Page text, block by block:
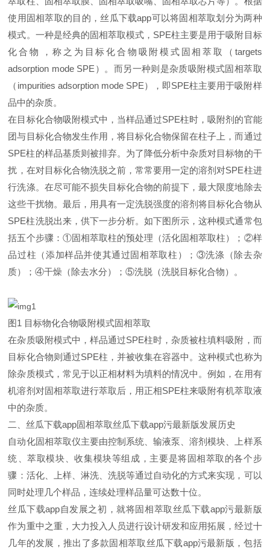
使用固相萃取的目的，丝瓜下载app可以将固相萃取划分为两种
模式。一种是经典的固相萃取模式，SPE柱主要是用于吸附目标
化合物，称之为目标化合物吸附模式固相萃取（targets
adsorption mode SPE）。而另一种则是杂质吸附模式固相萃取
（impurities adsorption mode SPE），即SPE柱主要用于吸附样
品中的杂质。
在目标化合物吸附模式中，当样品通过SPE柱时，吸附剂的官能
团与目标化合物发生作用，将目标化合物保留在柱子上，而通过
SPE柱的样品基质则被排弃。为了降低分析中杂质对目标物的干
扰，在对目标化合物洗脱之前，常常要用一定的溶剂对SPE柱进
行洗涤。在尽可能不损失目标化合物的前提下，最大限度地除去
这些干扰物。最后，用具有一定洗脱强度的溶剂将目标化合物从
SPE柱洗脱出来，供下一步分析。如下图所示，这种模式通常包
括五个步骤：①固相萃取柱的预处理（活化固相萃取柱）；②样
品过柱（添加样品并使其通过固相萃取柱）；③洗涤（除去杂
质）；④干燥（除去水分）；⑤洗脱（洗脱目标化合物）。
图1 目标物化合物吸附模式固相萃取
在杂质吸附模式中，样品通过SPE柱时，杂质被柱填料吸附，而
目标化合物则通过SPE柱，并被收集在容器中。这种模式也称为
除杂质模式，常见于以正相材料为填料的情况中。例如，在用有
机溶剂对固相萃取进行萃取后，用正相SPE柱来吸附有机萃取液
中的杂质。
二、丝瓜下载app固相萃取丝瓜下载app污最新版发展历史
自动化固相萃取仪主要由控制系统、输液泵、溶剂模块、上样系
统、萃取模块、收集模块等组成，主要是将固相萃取的各个步
骤：活化、上样、淋洗、洗脱等通过自动化的方式来实现，可以
同时处理几个样品，连续处理样品量可达数十位。
丝瓜下载app自发展之初，就将固相萃取丝瓜下载app污最新版
作为重中之重，大力投入人员进行设计研发和应用拓展，经过十
几年的发展，推出了多款固相萃取丝瓜下载app污最新版，包括